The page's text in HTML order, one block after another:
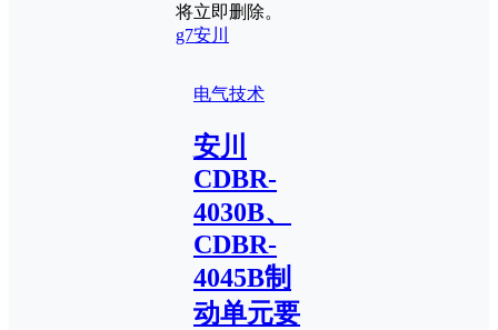
将立即删除。
g7安川
电气技术
安川
CDBR-
4030B、
CDBR-
4045B制
动单元要